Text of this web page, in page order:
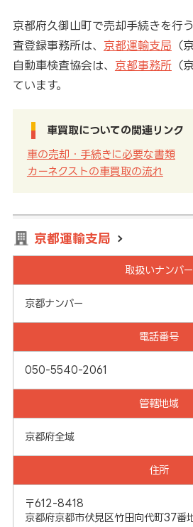
京都府久御山町で売却手続きを行
査登録事務所は、 京都運輸支局 （
自動車検査協会は、 京都事務所（
ています。
車買取についての関連リンク
車の売却・手続きに必要な書類
カーネクストの車買取の流れ
京都運輸支局
取扱いナンバー
京都ナンバー
電話番号
050-5540-2061
管轄地域
京都府全域
住所
〒612-8418
京都府京都市伏見区竹田向代町37番